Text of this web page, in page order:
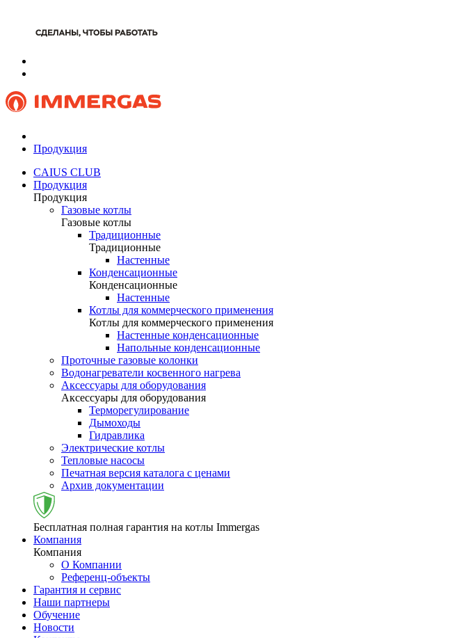
Продукция
CAIUS CLUB
Продукция
Продукция
Газовые котлы
Газовые котлы
Традиционные
Традиционные
Настенные
Конденсационные
Конденсационные
Настенные
Котлы для коммерческого применения
Котлы для коммерческого применения
Настенные конденсационные
Напольные конденсационные
Проточные газовые колонки
Водонагреватели косвенного нагрева
Аксессуары для оборудования
Аксессуары для оборудования
Терморегулирование
Дымоходы
Гидравлика
Электрические котлы
Тепловые насосы
Печатная версия каталога с ценами
Архив документации
Бесплатная полная гарантия на котлы Immergas
Компания
Компания
О Компании
Референц-объекты
Гарантия и сервис
Наши партнеры
Обучение
Новости